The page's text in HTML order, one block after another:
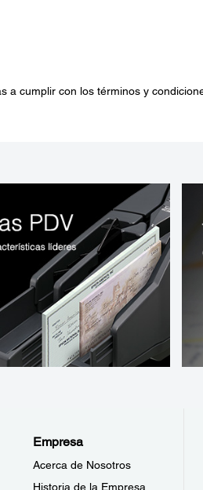
a cumplir con los términos y
Empresa
Acerca de Nosotros
Historia de la Empresa